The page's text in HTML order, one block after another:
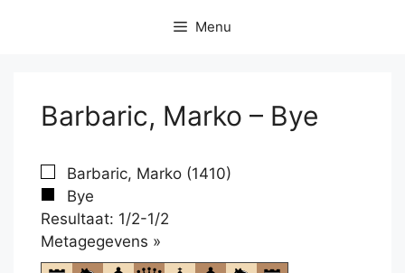
Menu
Barbaric, Marko – Bye
Barbaric, Marko (1410)
Bye
Resultaat: 1/2-1/2
Metagegevens »
om